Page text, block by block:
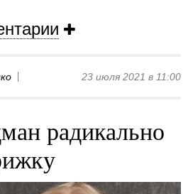
23 июля 2021 в 11:00
радикально